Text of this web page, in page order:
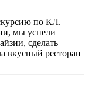
по КЛ.
мы успели
сделать
вкусный ресторан